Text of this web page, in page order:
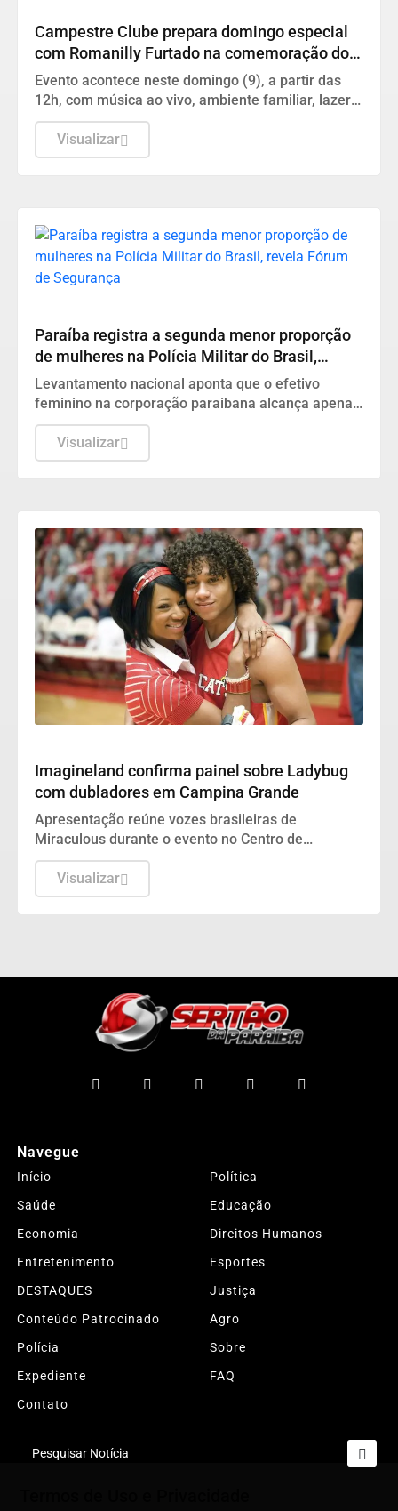
Campestre Clube prepara domingo especial
com Romanilly Furtado na comemoração do
Dia dos Pais
Evento acontece neste domingo (9), a partir das
12h, com música ao vivo, ambiente familiar, lazer e
muita alegria para toda a família.
Visualizar
Paraíba registra a segunda menor proporção
de mulheres na Polícia Militar do Brasil,
revela Fórum de Segurança
Levantamento nacional aponta que o efetivo
feminino na corporação paraibana alcança apenas
7,9%, ficando bem abaixo da média do país.
Visualizar
Imagineland confirma painel sobre Ladybug
com dubladores em Campina Grande
Apresentação reúne vozes brasileiras de
Miraculous durante o evento no Centro de
Convenções da cidade
Visualizar
Navegue
Início
Política
Saúde
Educação
Economia
Direitos Humanos
Entretenimento
Esportes
DESTAQUES
Justiça
Conteúdo Patrocinado
Agro
Polícia
Sobre
Expediente
FAQ
Contato
Pesquisar Notícia